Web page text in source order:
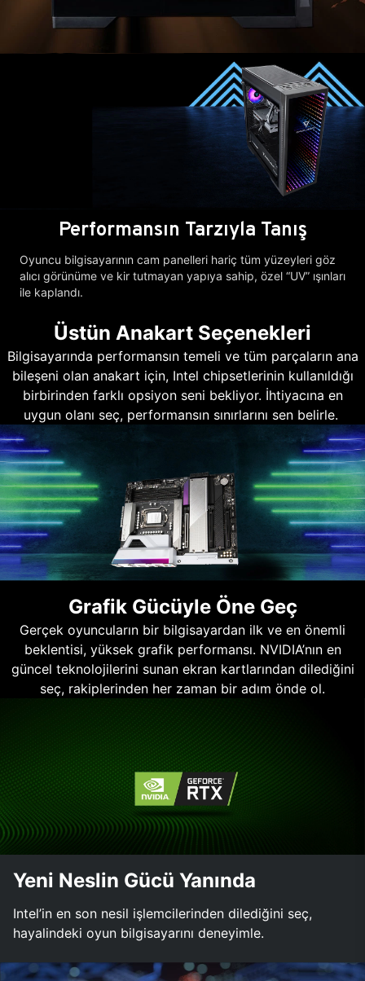
Performansın Tarzıyla Tanış
Oyuncu bilgisayarının cam panelleri hariç tüm yüzeyleri göz
alıcı görünüme ve kir tutmayan yapıya sahip, özel “UV” ışınları
ile kaplandı.
Üstün Anakart Seçenekleri
Bilgisayarında performansın temeli ve tüm parçaların ana
bileşeni olan anakart için, Intel chipsetlerinin kullanıldığı
birbirinden farklı opsiyon seni bekliyor. İhtiyacına en
uygun olanı seç, performansın sınırlarını sen belirle.
Grafik Gücüyle Öne Geç
Gerçek oyuncuların bir bilgisayardan ilk ve en önemli
beklentisi, yüksek grafik performansı. NVIDIA’nın en
güncel teknolojilerini sunan ekran kartlarından dilediğini
seç, rakiplerinden her zaman bir adım önde ol.
Yeni Neslin Gücü Yanında
Intel’in en son nesil işlemcilerinden dilediğini seç,
hayalindeki oyun bilgisayarını deneyimle.